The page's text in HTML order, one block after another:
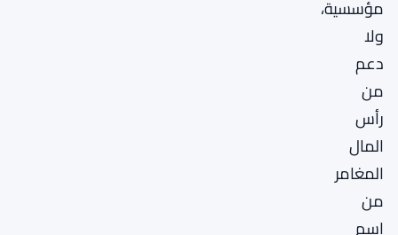
مؤسسية،
ولا
دعم
من
رأس
المال
المغامر
من
اسم